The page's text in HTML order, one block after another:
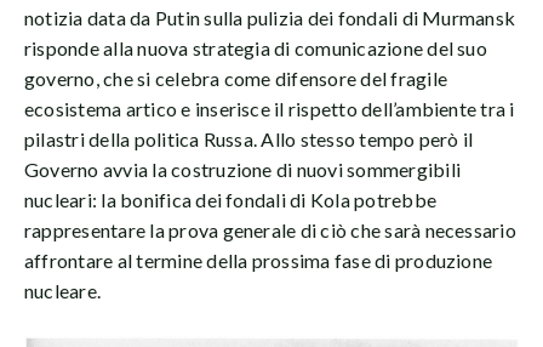
notizia data da Putin sulla pulizia dei fondali di Murmansk
risponde alla nuova strategia di comunicazione del suo
governo, che si celebra come difensore del fragile
ecosistema artico e inserisce il rispetto dell’ambiente tra i
pilastri della politica Russa. Allo stesso tempo però il
Governo avvia la costruzione di nuovi sommergibili
nucleari: la bonifica dei fondali di Kola potrebbe
rappresentare la prova generale di ciò che sarà necessario
affrontare al termine della prossima fase di produzione
nucleare.